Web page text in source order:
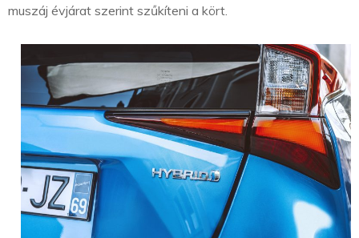
muszáj évjárat szerint szűkíteni a kört.